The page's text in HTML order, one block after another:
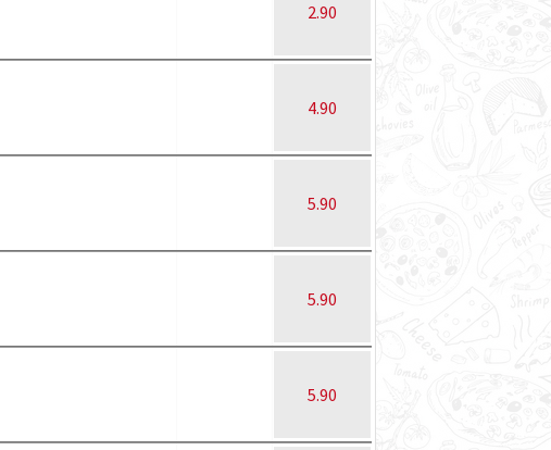
2.90
4.90
5.90
5.90
5.90